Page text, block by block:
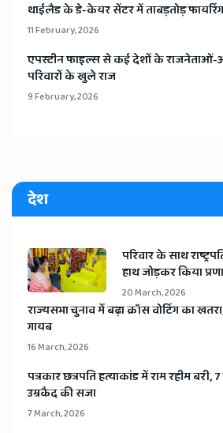
​थाईलैड के डे-केयर सेंटर में ताबड़तोड़
11 February, 2026
​एपस्टीन फाइल्स से कई देशों के राजनेताओं-
परिवारों के खुले राज
9 February, 2026
देश
​परिवार के साथ
हाथ जोड़कर किया
20 March, 2026
​राज्यसभा चुनाव में बढ़ा क्रॉस वोटिंग का
गायब
16 March, 2026
​पत्रकार छत्रपति हत्याकांड में राम रहीम
उम्रकैद की सजा
7 March, 2026